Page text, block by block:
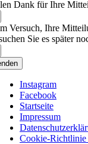
Dank für Ihre
Versuch, Ihre
Sie es später
Instagram
Facebook
Startseite
Impressum
Cookie-